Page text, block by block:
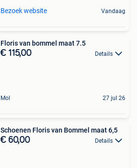
Bezoek website Vandaag
Floris van bommel maat 7.5
€ 115,00 Details
Mol 27 jul 26
Schoenen Floris van Bommel maat 6,5
€ 60,00 Details